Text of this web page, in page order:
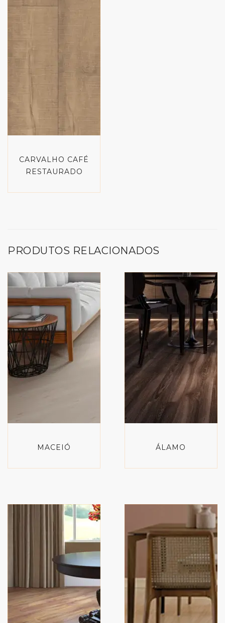
CARVALHO CAFÉ
RESTAURADO
PRODUTOS RELACIONADOS
MACEIÓ ÁLAMO